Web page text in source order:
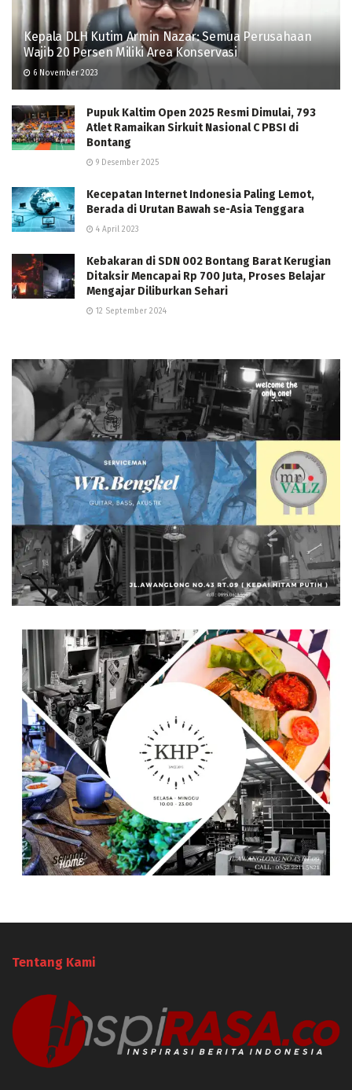
Kepala DLH Kutim Armin Nazar: Semua Perusahaan
Wajib 20 Persen Miliki Area Konservasi
6 November 2023
Pupuk Kaltim Open 2025 Resmi Dimulai, 793
Atlet Ramaikan Sirkuit Nasional C PBSI di
Bontang
9 Desember 2025
Kecepatan Internet Indonesia Paling Lemot,
Berada di Urutan Bawah se-Asia Tenggara
4 April 2023
Kebakaran di SDN 002 Bontang Barat Kerugian
Ditaksir Mencapai Rp 700 Juta, Proses Belajar
Mengajar Diliburkan Sehari
12 September 2024
Tentang Kami